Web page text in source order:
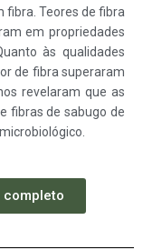
fibra. Teores de fibra
em propriedades
às qualidades
de fibra superaram
revelaram que as
fibras de sabugo de
completo